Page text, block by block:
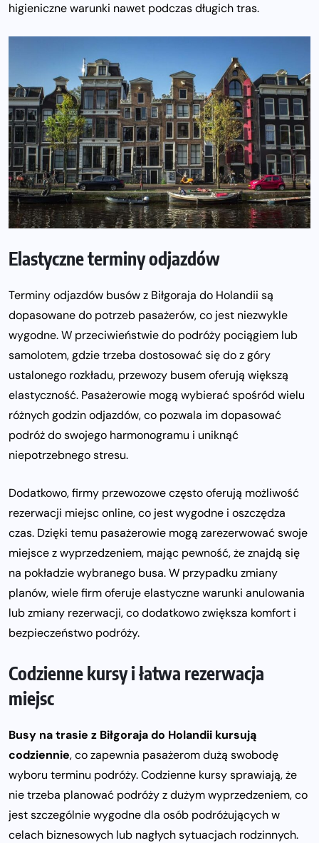
higieniczne warunki nawet podczas długich tras.
Elastyczne terminy odjazdów
Terminy odjazdów busów z Biłgoraja do Holandii są
dopasowane do potrzeb pasażerów, co jest niezwykle
wygodne. W przeciwieństwie do podróży pociągiem lub
samolotem, gdzie trzeba dostosować się do z góry
ustalonego rozkładu, przewozy busem oferują większą
elastyczność. Pasażerowie mogą wybierać spośród wielu
różnych godzin odjazdów, co pozwala im dopasować
podróż do swojego harmonogramu i uniknąć
niepotrzebnego stresu.
Dodatkowo, firmy przewozowe często oferują możliwość
rezerwacji miejsc online, co jest wygodne i oszczędza
czas. Dzięki temu pasażerowie mogą zarezerwować swoje
miejsce z wyprzedzeniem, mając pewność, że znajdą się
na pokładzie wybranego busa. W przypadku zmiany
planów, wiele firm oferuje elastyczne warunki anulowania
lub zmiany rezerwacji, co dodatkowo zwiększa komfort i
bezpieczeństwo podróży.
Codzienne kursy i łatwa rezerwacja
miejsc
Busy na trasie z Biłgoraja do Holandii kursują
codziennie, co zapewnia pasażerom dużą swobodę
wyboru terminu podróży. Codzienne kursy sprawiają, że
nie trzeba planować podróży z dużym wyprzedzeniem, co
jest szczególnie wygodne dla osób podróżujących w
celach biznesowych lub nagłych sytuacjach rodzinnych.